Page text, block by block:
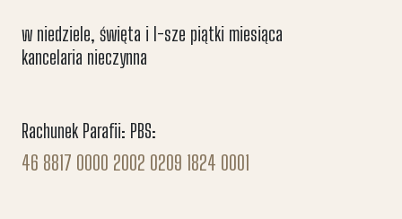
w niedziele, święta i I-sze piątki miesiąca
kancelaria nieczynna
Rachunek Parafii: PBS:
46 8817 0000 2002 0209 1824 0001